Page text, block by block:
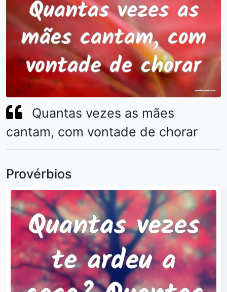
Quantas vezes as mães
cantam, com vontade de chorar
Provérbios